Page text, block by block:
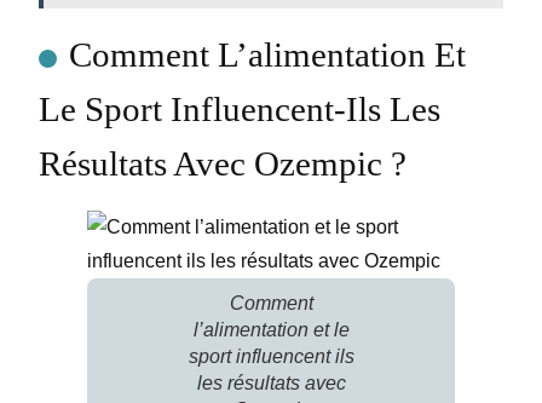
Comment L’alimentation Et
Le Sport Influencent-Ils Les
Résultats Avec Ozempic ?
Comment
l’alimentation et le
sport influencent ils
les résultats avec